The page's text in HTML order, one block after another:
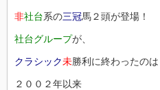
非社台系の三冠馬２頭が登場！
社台グループが、
クラシック未勝利に終わったのは
２００２年以来